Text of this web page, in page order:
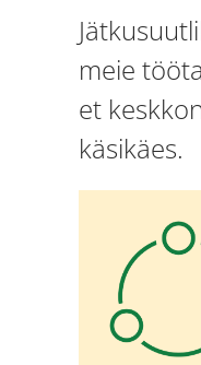
meie
et
käsikäes.